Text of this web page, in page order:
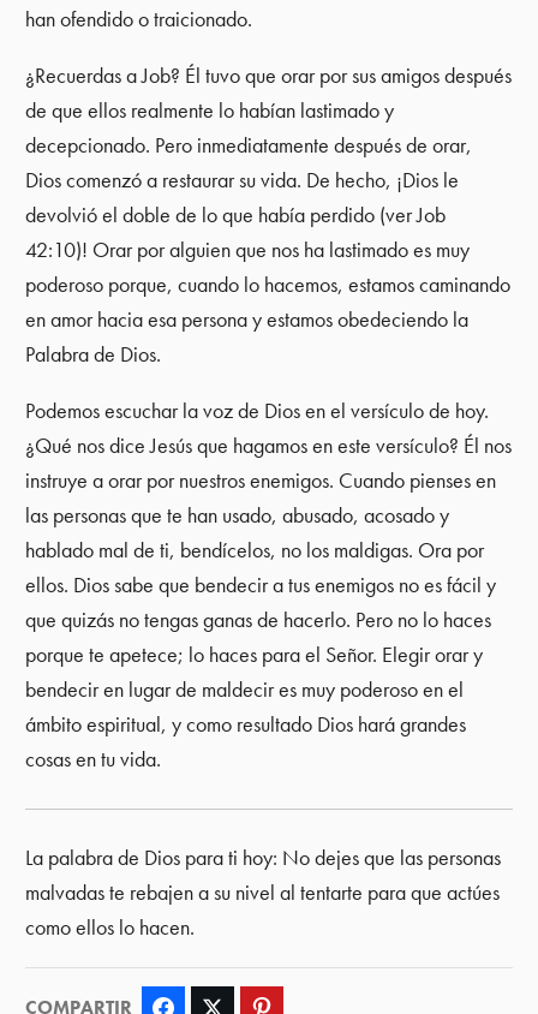
han ofendido o traicionado.
¿Recuerdas a Job? Él tuvo que orar por sus amigos después
de que ellos realmente lo habían lastimado y
decepcionado. Pero inmediatamente después de orar,
Dios comenzó a restaurar su vida. De hecho, ¡Dios le
devolvió el doble de lo que había perdido (ver Job
42:10)! Orar por alguien que nos ha lastimado es muy
poderoso porque, cuando lo hacemos, estamos caminando
en amor hacia esa persona y estamos obedeciendo la
Palabra de Dios.
Podemos escuchar la voz de Dios en el versículo de hoy.
¿Qué nos dice Jesús que hagamos en este versículo? Él nos
instruye a orar por nuestros enemigos. Cuando pienses en
las personas que te han usado, abusado, acosado y
hablado mal de ti, bendícelos, no los maldigas. Ora por
ellos. Dios sabe que bendecir a tus enemigos no es fácil y
que quizás no tengas ganas de hacerlo. Pero no lo haces
porque te apetece; lo haces para el Señor. Elegir orar y
bendecir en lugar de maldecir es muy poderoso en el
ámbito espiritual, y como resultado Dios hará grandes
cosas en tu vida.
La palabra de Dios para ti hoy: No dejes que las personas
malvadas te rebajen a su nivel al tentarte para que actúes
como ellos lo hacen.
COMPARTIR Facebook Twitter